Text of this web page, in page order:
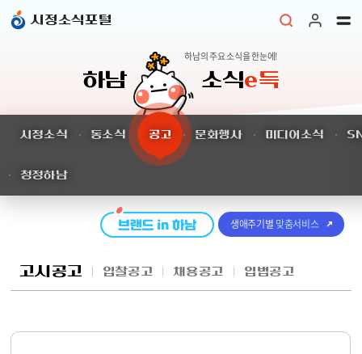
시정소식포털
하남 소식e득
하남의 주요 소식을 한눈에!
시정소식 동소식 공고 문화행사 미디어소식
청정하남
생애주기별 맞춤서비스
고시공고 입찰공고 채용공고 입법공고